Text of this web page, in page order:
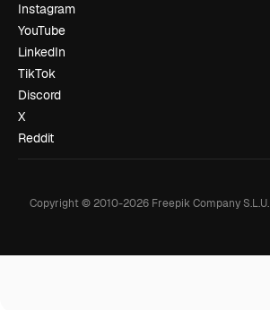
Instagram
YouTube
LinkedIn
TikTok
Discord
X
Reddit
Copyright © 2010-2026Freepik Company S.L.U.